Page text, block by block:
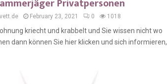
Privatpersonen
February 23, 2021 0 1018
kriecht und krabbelt und Sie wissen nicht wo
dann können Sie hier klicken und sich informieren,